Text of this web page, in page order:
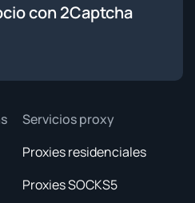
con 2Captcha
Servicios proxy
Proxies residenciales
Proxies SOCKS5